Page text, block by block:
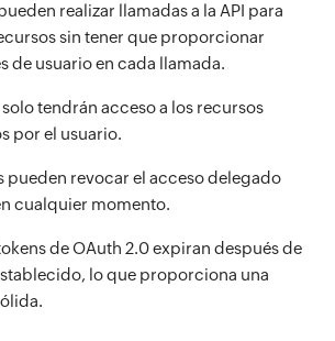
realizar llamadas a la API para
sin tener que proporcionar
de usuario en cada llamada.
tendrán acceso a los recursos
por el usuario.
pueden revocar el acceso delegado
cualquier momento.
de OAuth 2.0 expiran después de
lo que proporciona una